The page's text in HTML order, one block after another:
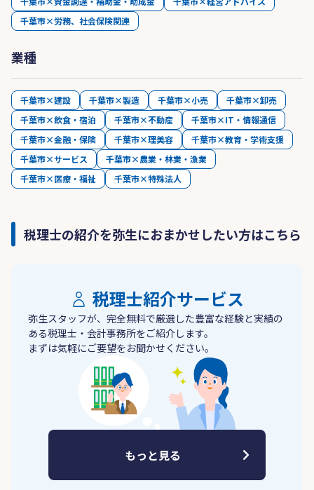
千葉市×労務、社会保険関連
業種
千葉市×建設 千葉市×製造 千葉市×小売
千葉市×卸売
千葉市×飲食・宿泊
千葉市×不動産
千葉市×IT・情報通信
千葉市×金融・保険
千葉市×理美容
千葉市×教育・学術支援
千葉市×サービス
千葉市×農業・林業・漁業
千葉市×医療・福祉
千葉市×特殊法人
税理士の紹介を弥生におまかせしたい方はこちら
税理士紹介サービス
弥生スタッフが、完全無料で厳選した豊富な経験と実績の
ある税理士・会計事務所をご紹介します。
まずは気軽にご要望をお聞かせください。
もっと見る